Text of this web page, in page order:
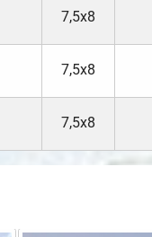
7,5х8
7,5х8
7,5х8